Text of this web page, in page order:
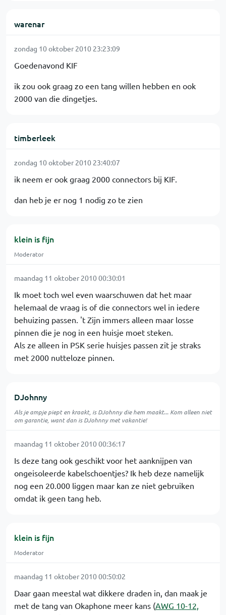
warenar
zondag 10 oktober 2010 23:23:09
Goedenavond KIF
ik zou ook graag zo een tang willen hebben en ook
2000 van die dingetjes.
timberleek
zondag 10 oktober 2010 23:40:07
ik neem er ook graag 2000 connectors bij KIF.
dan heb je er nog 1 nodig zo te zien
klein is fijn
Moderator
maandag 11 oktober 2010 00:30:01
Ik moet toch wel even waarschuwen dat het maar
helemaal de vraag is of die connectors wel in iedere
behuizing passen. 't Zijn immers alleen maar losse
pinnen die je nog in een huisje moet steken.
Als ze alleen in PSK serie huisjes passen zit je straks
met 2000 nutteloze pinnen.
DJohnny
Als je ampje piept en kraakt, is DJohnny die hem maakt... Kom alleen niet
om garantie, want dan is DJohnny met vakantie!
maandag 11 oktober 2010 00:36:17
Is deze tang ook geschikt voor het aanknijpen van
ongeisoleerde kabelschoentjes? Ik heb deze namelijk
nog een 20.000 liggen maar kan ze niet gebruiken
omdat ik geen tang heb.
klein is fijn
Moderator
maandag 11 oktober 2010 00:50:02
Daar gaan meestal wat dikkere draden in, dan maak je
met de tang van Okaphone meer kans (AWG 10-12,